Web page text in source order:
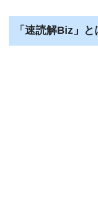
「速読解Biz」と